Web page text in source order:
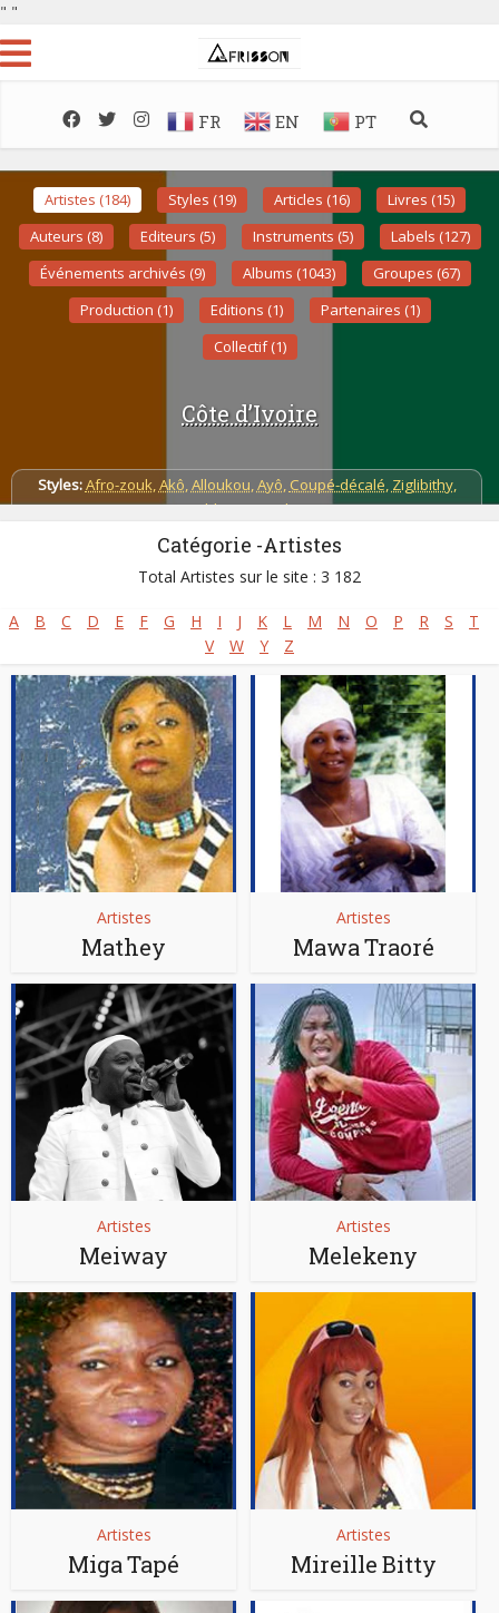
" "
FR EN PT
Artistes (184) Styles (19) Articles (16)
Livres (15)
Auteurs (8)
Editeurs (5) Instruments (5)
Labels (127)
Événements archivés (9)
Albums (1043)
Groupes (67)
Production (1)
Editions (1)
Partenaires (1)
Collectif (1)
Côte d’Ivoire
Styles:Afro-zouk,Akô,Alloukou,Ayô, Coupé-décalé, Ziglibithy,
Zoblazo,Zouglou
Catégorie -Artistes
Total Artistes sur le site : 3 182
A B C D E F G H I J K L M N O P R S
T
V
W Y Z
Artistes
Mathey
Artistes
Mawa Traoré
Artistes
Meiway
Artistes
Melekeny
Artistes
Miga Tapé
Artistes
Mireille Bitty